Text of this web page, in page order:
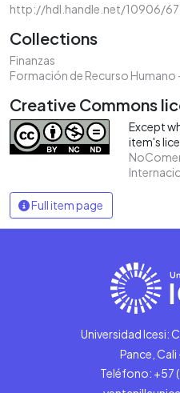
http://hdl.handle.net/10906/
Collections
Finanzas
Formación de Recurso Humano
Creative Commons
Except
item's
Full item page
Universidad Icesi:
Pance,
Teléfono: +57